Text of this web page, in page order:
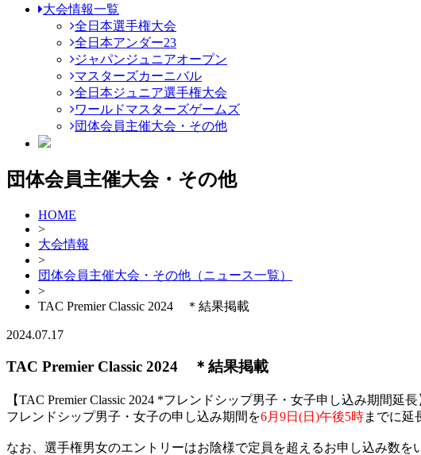
大会情報一覧
全日本選手権大会
全日本アンダー23
ジャパンジュニアオープン
マスターズカーニバル
全日本ジュニア選手権大会
ワールドマスターズゲームズ
団体会員主催大会・その他
団体会員主催大会・その他
HOME
>
大会情報
>
団体会員主催大会・その他（ニュース一覧）
>
TAC Premier Classic 2024 ＊結果掲載
2024.07.17
TAC Premier Classic 2024 ＊結果掲載
【TAC Premier Classic 2024 *フレンドシップ男子・女子申し込み期間延長
フレンドシップ男子・女子の申し込み期間を6月9日(日)午後5時までに延
なお、選手権男女のエントリーはお陰様で定員を超えるお申し込み数